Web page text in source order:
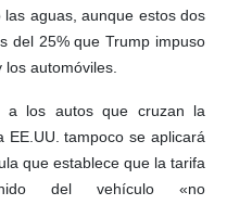
aguas, aunque estos dos
del 25% que Trump impuso
automóviles.
a los autos que cruzan la
tampoco se aplicará
que establece que la tarifa
del vehículo «no